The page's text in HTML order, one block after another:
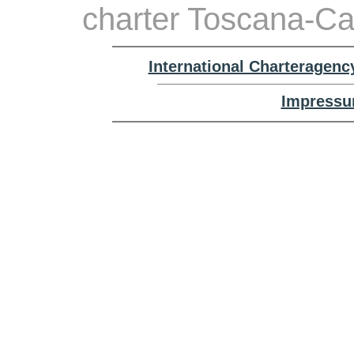
charter Toscana-
International